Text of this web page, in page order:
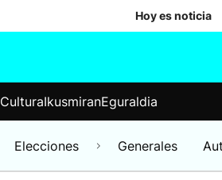
Hoy es noticia
Elecciones
CulturaIkusmiranEguraldia
Elecciones Generales